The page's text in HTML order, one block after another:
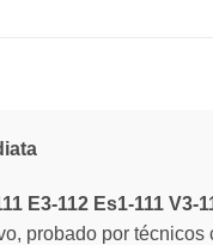
E3-112 Es1-111 V3-
probado por técnicos